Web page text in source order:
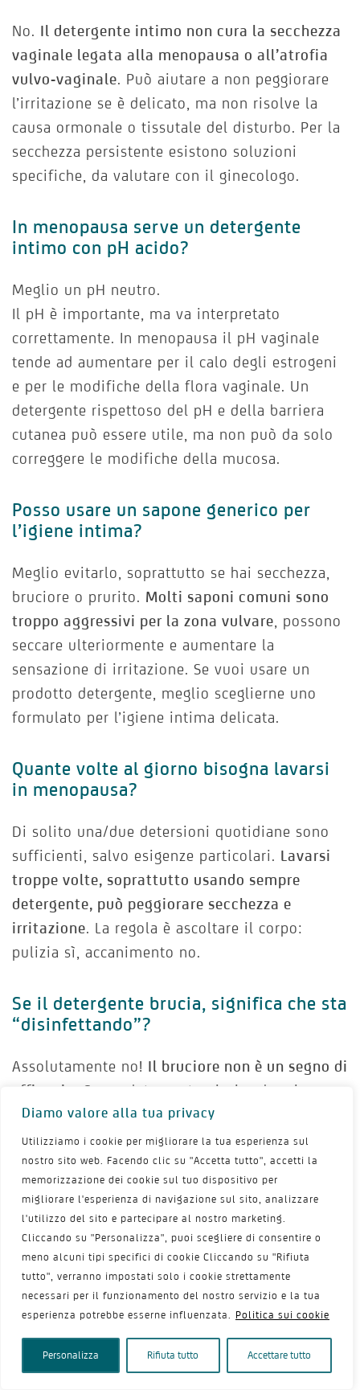
Diamo valore alla tua privacy
Utilizziamo i cookie per migliorare la tua esperienza sul
nostro sito web. Facendo clic su "Accetta tutto", accetti la
memorizzazione dei cookie sul tuo dispositivo per
migliorare l'esperienza di navigazione sul sito, analizzare
l'utilizzo del sito e partecipare al nostro marketing.
Cliccando su "Personalizza", puoi scegliere di consentire o
meno alcuni tipi specifici di cookie Cliccando su "Rifiuta
tutto", verranno impostati solo i cookie strettamente
necessari per il funzionamento del nostro servizio e la tua
esperienza potrebbe esserne influenzata. Politica sui cookie
Personalizza Rifiuta tutto Accettare tutto
No. Il detergente intimo non cura la secchezza
vaginale legata alla menopausa o all’atrofia
vulvo-vaginale. Può aiutare a non peggiorare
l’irritazione se è delicato, ma non risolve la
causa ormonale o tissutale del disturbo. Per la
secchezza persistente esistono soluzioni
specifiche, da valutare con il ginecologo.
In menopausa serve un detergente
intimo con pH acido?
Meglio un pH neutro.
Il pH è importante, ma va interpretato
correttamente. In menopausa il pH vaginale
tende ad aumentare per il calo degli estrogeni
e per le modifiche della flora vaginale. Un
detergente rispettoso del pH e della barriera
cutanea può essere utile, ma non può da solo
correggere le modifiche della mucosa.
Posso usare un sapone generico per
l’igiene intima?
Meglio evitarlo, soprattutto se hai secchezza,
bruciore o prurito. Molti saponi comuni sono
troppo aggressivi per la zona vulvare , possono
seccare ulteriormente e aumentare la
sensazione di irritazione. Se vuoi usare un
prodotto detergente, meglio sceglierne uno
formulato per l’igiene intima delicata.
Quante volte al giorno bisogna lavarsi
in menopausa?
Di solito una/due detersioni quotidiane sono
sufficienti, salvo esigenze particolari. Lavarsi
troppe volte, soprattutto usando sempre
detergente, può peggiorare secchezza e
irritazione. La regola è ascoltare il corpo:
pulizia sì, accanimento no.
Se il detergente brucia, significa che sta
“disinfettando”?
Assolutamente no! Il bruciore non è un segno di
efficacia
. Se un detergente pizzica, brucia o
lascia la zona più secca, potrebbe essere
troppo aggressivo o non adatto alla tua
situazione. In menopausa i tessuti possono
essere più sensibili:il prodotto giusto
dovrebbe dare comfort, non fastidio
Posso lavarmi solo con acqua?
In alcuni casi sì, soprattutto se la zona è molto
usare un detergente delicato per sentirsi più
pulite. La scelta dipende dalla tolleranza